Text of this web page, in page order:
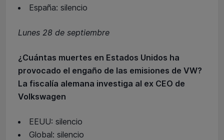
España: silencio
Lunes 28 de septiembre
¿Cuántas muertes en Estados Unidos ha
provocado el engaño de las emisiones de VW?
La fiscalía alemana investiga al ex CEO de
Volkswagen
EEUU: silencio
Global: silencio